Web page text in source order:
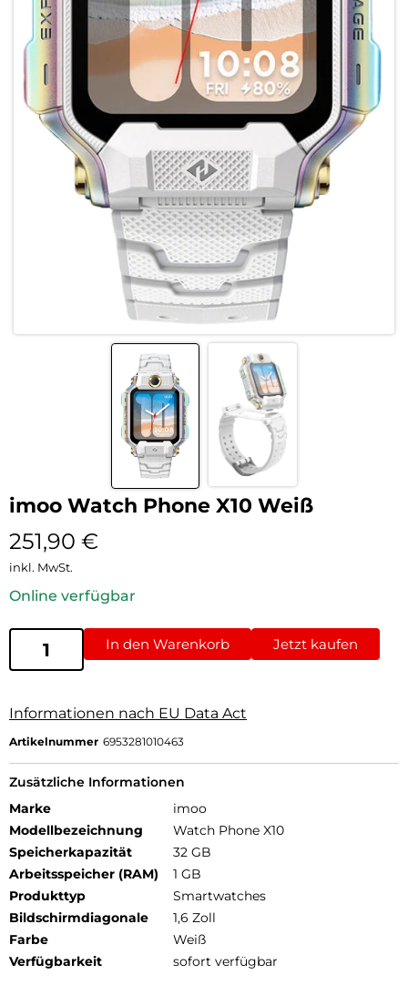
imoo Watch Phone X10 Weiß
251,90 €
inkl. MwSt.
Online verfügbar
In den Warenkorb Jetzt kaufen
Informationen nach EU Data Act
Artikelnummer 6953281010463
Zusätzliche Informationen
Marke
imoo
Modellbezeichnung
Watch Phone X10
Speicherkapazität
32 GB
Arbeitsspeicher (RAM)
1 GB
Produkttyp
Smartwatches
Bildschirmdiagonale
1,6 Zoll
Farbe
Weiß
Verfügbarkeit
sofort verfügbar